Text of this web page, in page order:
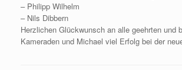
– Philipp Wilhelm
– Nils Dibbern
Herzlichen Glückwunsch an alle geehrten und
Kameraden und Michael viel Erfolg bei der